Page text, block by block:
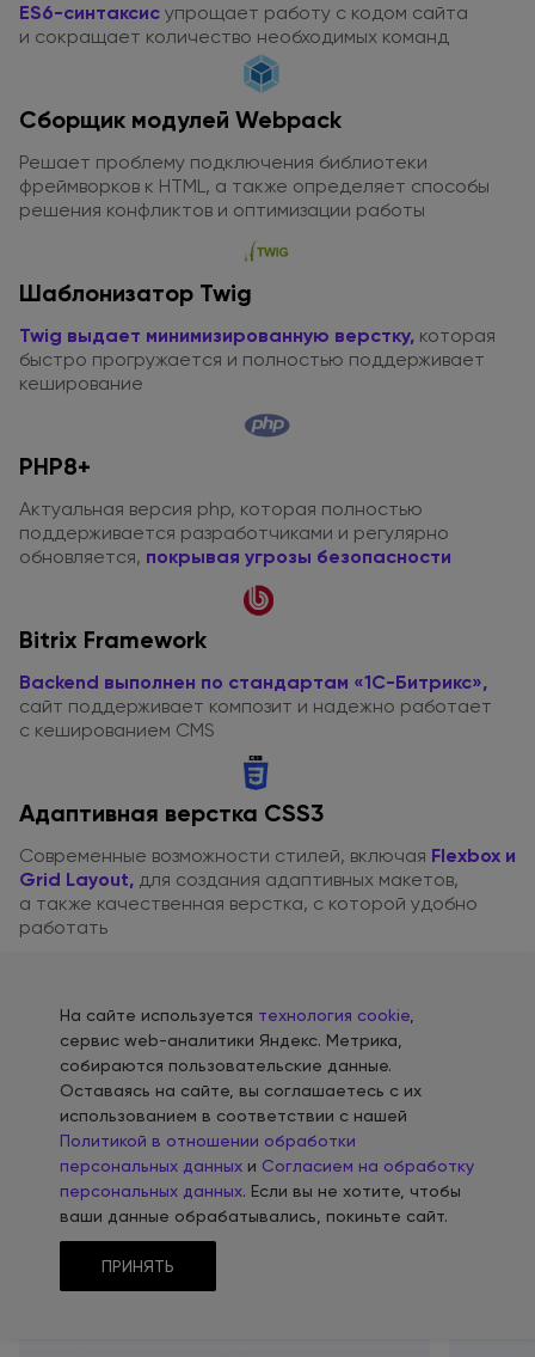
ES6-синтаксис упрощает работу с кодом сайта
и сокращает количество необходимых команд
Сборщик модулей Webpack
Решает проблему подключения библиотеки
фреймворков к HTML, а также определяет способы
решения конфликтов и оптимизации работы
Шаблонизатор Twig
Twig выдает минимизированную верстку, которая
быстро прогружается и полностью поддерживает
кеширование
PHP8+
Актуальная версия php, которая полностью
поддерживается разработчиками и регулярно
обновляется, покрывая угрозы безопасности
Bitrix Framework
Backend выполнен по стандартам «1С-Битрикс»,
сайт поддерживает композит и надежно работает
с кешированием CMS
Адаптивная верстка CSS3
Современные возможности стилей, включая Flexbox и
Grid Layout, для создания адаптивных макетов,
а также качественная верстка, с которой удобно
работать
Расширенные возможности
дляe-commerce
Удобный каталог, который
помогает принять решение
Несколько вариантов отображения
На сайте используется технология cookie
сервис web-аналитики Яндекс. Метрика,
собираются пользовательские данные.
Оставаясь на сайте, вы соглашаетесь с их
использованием в соответствии с нашей
Политикой в отношении обработки
персональных данных и Согласием на обработку
персональных данных. Если вы не хотите, чтобы
ваши данные обрабатывались, покиньте сайт.
ПРИНЯТЬ